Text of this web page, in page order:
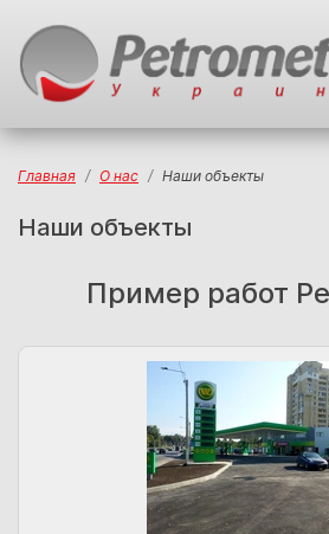
Главная О нас Наши объекты
Наши объекты
Пример работ